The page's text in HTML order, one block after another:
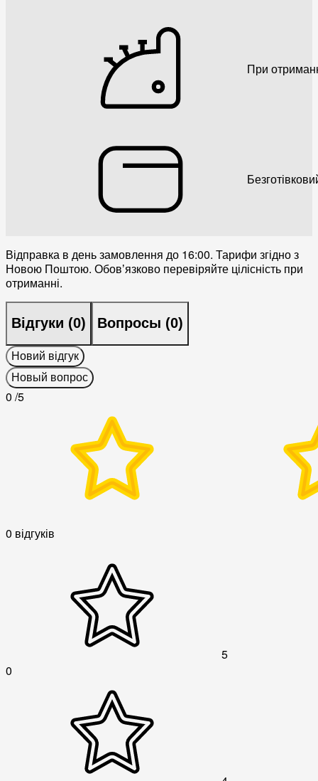
При
Відправка в день замовлення до 16:00. Тарифи згідно з
Новою Поштою. Обовʼязково перевіряйте цілісність при
отриманні.
Відгуки (0) Вопросы (0)
Новий відгук
Новый вопрос
0 /5
0 відгуків
5
0